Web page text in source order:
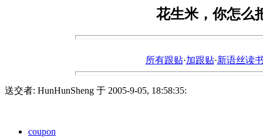
花生米，你怎么
所有跟贴·加跟贴·新语丝读
送交者: HunHunSheng 于 2005-9-05, 18:58:35:
coupon